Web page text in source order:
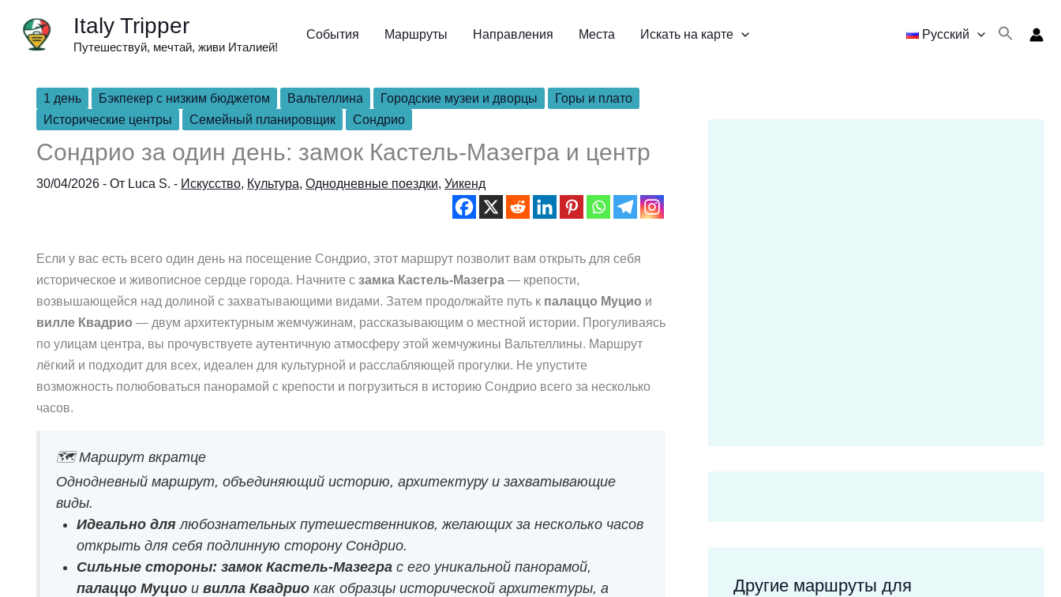
содержимому
Italy Tripper
Путешествуй, мечтай, живи Италией!
События Маршруты Направления Места Искать на карте Русский
1 день Бэкпекер с низким бюджетом Вальтеллина Городские музеи и дворцы
Горы и плато
Исторические центры
Семейный планировщик Сондрио
Сондрио за один день: замок Кастель-Мазегра и центр
30/04/2026 - От Luca S. - Искусство, Культура, Однодневные поездки, Уикенд
Если у вас есть всего один день на посещение Сондрио, этот маршрут позволит вам открыть для себя
историческое и живописное сердце города. Начните с замка Кастель-Мазегра — крепости,
возвышающейся над долиной с захватывающими видами. Затем продолжайте путь к палаццо Муцио и
вилле Квадрио — двум архитектурным жемчужинам, рассказывающим о местной истории. Прогуливаясь
по улицам центра, вы прочувствуете аутентичную атмосферу этой жемчужины Вальтеллины. Маршрут
лёгкий и подходит для всех, идеален для культурной и расслабляющей прогулки. Не упустите
возможность полюбоваться панорамой с крепости и погрузиться в историю Сондрио всего за несколько
часов.
🗺️ Маршрут вкратце
Однодневный маршрут, объединяющий историю, архитектуру и захватывающие
виды.
Идеально для любознательных путешественников, желающих за несколько часов
открыть для себя подлинную сторону Сондрио.
Сильные стороны: замок Кастель-Мазегра с его уникальной панорамой,
палаццо Муцио ивилла Квадрио как образцы исторической архитектуры, а
Другие маршруты для